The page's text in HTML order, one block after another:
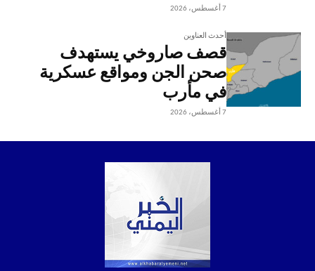
7 أغسطس، 2026
أحدث العناوين
قصف صاروخي يستهدف
صحن الجن ومواقع عسكرية
في مأرب
7 أغسطس، 2026